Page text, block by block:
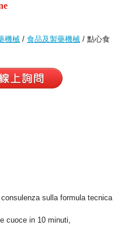
機械 / 食品及製藥機械 / 點心食
sulla formula tecnica
cuoce in 10 minuti,